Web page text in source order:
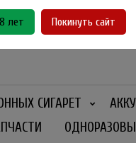
СИГАРЕТ
лет Покинуть сайт